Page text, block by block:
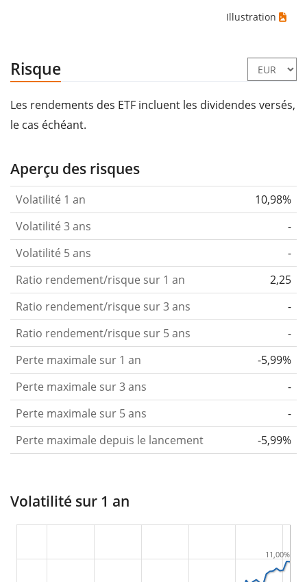
Illustration
Risque
Les rendements des ETF incluent les dividendes versés,
le cas échéant.
Aperçu des risques
Volatilité 1 an
10,98%
Volatilité 3 ans
-
Volatilité 5 ans
-
Ratio rendement/risque sur 1 an
2,25
Ratio rendement/risque sur 3 ans
-
Ratio rendement/risque sur 5 ans
-
Perte maximale sur 1 an
-5,99%
Perte maximale sur 3 ans
-
Perte maximale sur 5 ans
-
Perte maximale depuis le lancement
-5,99%
Volatilité sur 1 an
11,00%